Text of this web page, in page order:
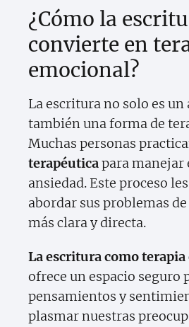
¿Cómo la
convierte en
emocional?
La escritura no solo es un
también una forma de
Muchas personas
terapéuticapara manejar
ansiedad. Este proceso
abordar sus problemas
más clara y directa.
La escritura como
ofrece un espacio seguro
pensamientos y
plasmar nuestras